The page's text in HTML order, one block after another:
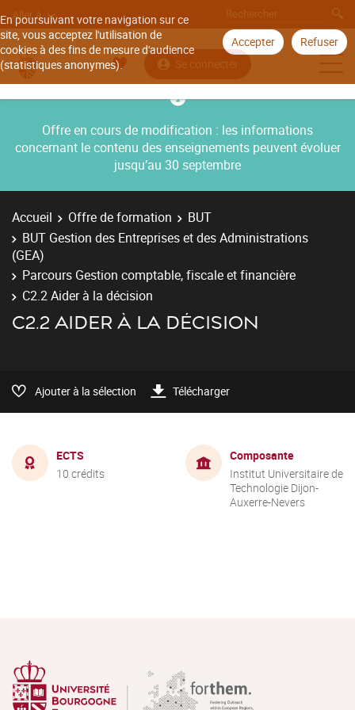
En poursuivant votre navigation sur ce
site, vous acceptez l'utilisation de
cookies à des fins de mesure d'audience
(statistiques anonymes).
Accepter Refuser
Aller à
Se connecter
Offre en cours de modification : les informations
concernant le contenu des enseignements peuvent évoluer
jusqu’au 30 septembre
Accueil Offre de formation
BUT
BUT Gestion des Entreprises et des Administrations
(GEA)
Parcours Gestion comptable, fiscale et financière
C2.2 Aider à la décision
C2.2 AIDER À LA DÉCISION
Ajouter à la sélection Télécharger
ECTS
10 crédits
Composante
Institut Universitaire de
Technologie Dijon-
Auxerre-Nevers